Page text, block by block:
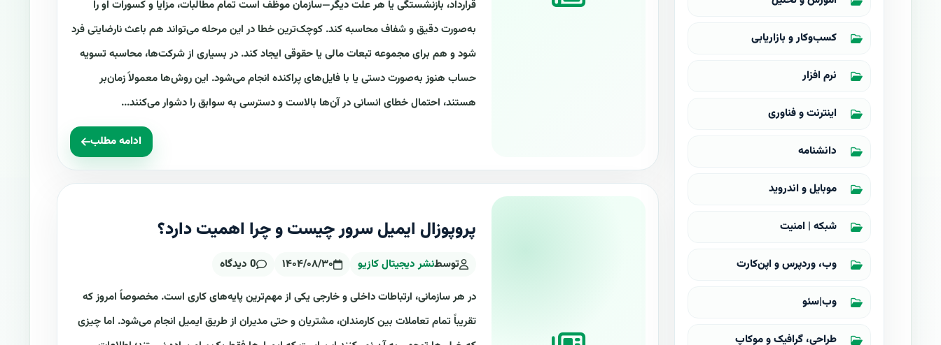
کسب‌وکار و بازاریابی
نرم افزار
اینترنت و فناوری
دانشنامه
موبایل و اندروید
شبکه | امنیت
وب، وردپرس و اپن‌کارت
وب|سئو
طراحی، گرافیک و موکاپ
قرارداد، بازنشستگی یا هر علت دیگر—سازمان موظف است تمام مطالبات، مزایا و کسورات او را
به‌صورت دقیق و شفاف محاسبه کند. کوچک‌ترین خطا در این مرحله می‌تواند هم باعث نارضایتی فرد
شود و هم برای مجموعه تبعات مالی یا حقوقی ایجاد کند. در بسیاری از شرکت‌ها، محاسبه تسویه
حساب هنوز به‌صورت دستی یا با فایل‌های پراکنده انجام می‌شود. این روش‌ها معمولاً زمان‌بر
هستند، احتمال خطای انسانی در آن‌ها بالاست و دسترسی به سوابق را دشوار می‌کنند...
ادامه مطلب
پروپوزال ایمیل سرور چیست و چرا اهمیت دارد؟
توسطنشر دیجیتال کازیو ۱۴۰۴/۰۸/۳۰ 0 دیدگاه
در هر سازمانی، ارتباطات داخلی و خارجی یکی از مهم‌ترین پایه‌های کاری است. مخصوصاً امروز که
تقریباً تمام تعاملات بین کارمندان، مشتریان و حتی مدیران از طریق ایمیل انجام می‌شود. اما چیزی